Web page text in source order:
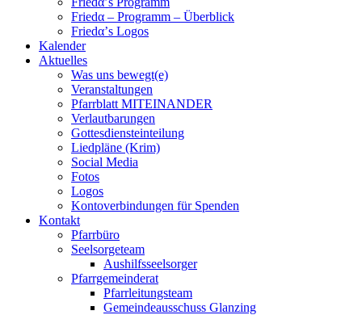
Friedα – Programm – Überblick
Friedα’s Logos
Kalender
Aktuelles
Was uns bewegt(e)
Veranstaltungen
Pfarrblatt MITEINANDER
Verlautbarungen
Gottesdiensteinteilung
Liedpläne (Krim)
Social Media
Fotos
Logos
Kontoverbindungen für Spenden
Kontakt
Pfarrbüro
Seelsorgeteam
Aushilfsseelsorger
Pfarrgemeinderat
Pfarrleitungsteam
Gemeindeausschuss Glanzing